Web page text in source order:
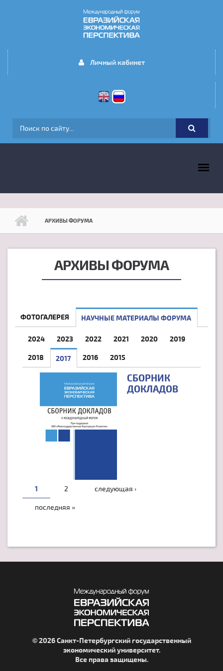
Личный кабинет
ФОРМА ПОИСКА
АРХИВЫ ФОРУМА
АРХИВЫ ФОРУМА
ФОТОГАЛЕРЕЯ НАУЧНЫЕ МАТЕРИАЛЫ ФОРУМА
2024 2023 2022 2021 2020 2019
2018 2017 (АКТИВНАЯ ВКЛАДКА)
2016 2015
СБОРНИК
ДОКЛАДОВ
СТРАНИЦЫ
1 2 следующая ›
последняя »
© 2026 Санкт-Петербургский государственный
экономический университет.
Все права защищены.